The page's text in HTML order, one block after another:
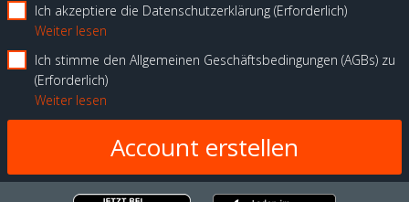
Ich akzeptiere die Datenschutzerklärung Erforderlich
Weiter lesen
Ich stimme den Allgemeinen Geschäftsbedingungen (AGBs) zu
Erforderlich
Weiter lesen